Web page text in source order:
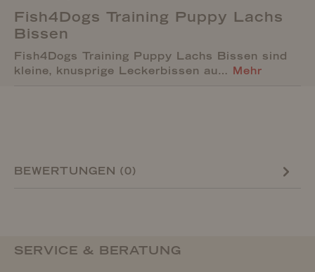
Fish4Dogs Training Puppy Lachs
Bissen
Fish4Dogs Training Puppy Lachs Bissen sind
kleine, knusprige Leckerbissen au… Mehr
BEWERTUNGEN (0)
SERVICE & BERATUNG